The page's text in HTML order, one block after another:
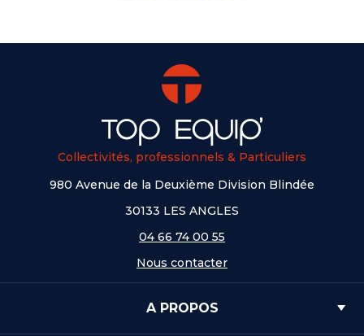
Collectivités, professionnels & Particuliers
980 Avenue de la Deuxième Division Blindée
30133 LES ANGLES
04 66 74 00 55
Nous contacter
A PROPOS